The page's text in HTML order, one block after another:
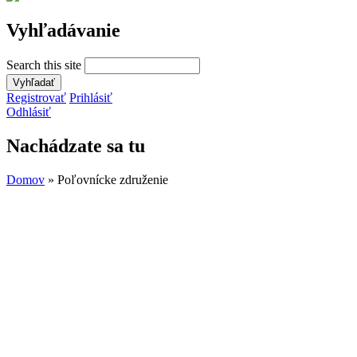
Vyhľadávanie
Search this site
Registrovať Prihlásiť
Odhlásiť
Nachádzate sa tu
Domov » Poľovnícke združenie